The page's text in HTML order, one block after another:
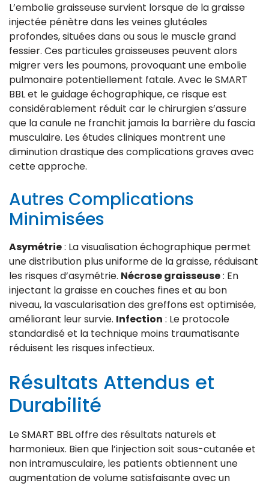
L’embolie graisseuse survient lorsque de la graisse
injectée pénètre dans les veines glutéales
profondes, situées dans ou sous le muscle grand
fessier. Ces particules graisseuses peuvent alors
migrer vers les poumons, provoquant une embolie
pulmonaire potentiellement fatale. Avec le SMART
BBL et le guidage échographique, ce risque est
considérablement réduit car le chirurgien s’assure
que la canule ne franchit jamais la barrière du fascia
musculaire. Les études cliniques montrent une
diminution drastique des complications graves avec
cette approche.
Autres Complications
Minimisées
Asymétrie: La visualisation échographique permet
une distribution plus uniforme de la graisse, réduisant
les risques d’asymétrie. Nécrose graisseuse: En
injectant la graisse en couches fines et au bon
niveau, la vascularisation des greffons est optimisée,
améliorant leur survie. Infection : Le protocole
standardisé et la technique moins traumatisante
réduisent les risques infectieux.
Résultats Attendus et
Durabilité
Le SMART BBL offre des résultats naturels et
harmonieux. Bien que l’injection soit sous-cutanée et
non intramusculaire, les patients obtiennent une
augmentation de volume satisfaisante avec un